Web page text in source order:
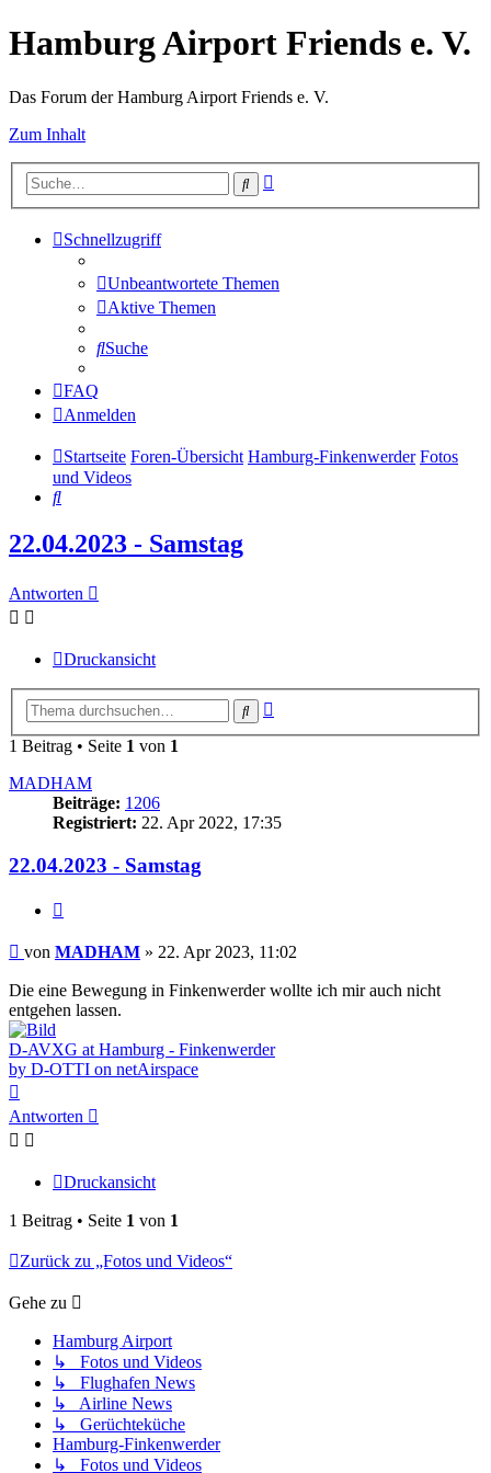
Hamburg Airport Friends e. V.
Das Forum der Hamburg Airport Friends e. V.
Zum Inhalt
Suche
Schnellzugriff
Unbeantwortete Themen
Aktive Themen
Suche
FAQ
Anmelden
Startseite Foren-Übersicht Hamburg-Finkenwerder Fotos
und Videos
Suche
22.04.2023 - Samstag
Antworten
Druckansicht
Suche
1 Beitrag • Seite 1 von 1
MADHAM
Beiträge: 1206
Registriert: 22. Apr 2022, 17:35
22.04.2023 - Samstag
Beitrag
von MADHAM » 22. Apr 2023, 11:02
Die eine Bewegung in Finkenwerder wollte ich mir auch nicht
entgehen lassen.
D-AVXG at Hamburg - Finkenwerder
by D-OTTI on netAirspace
oben
Antworten
Druckansicht
1 Beitrag • Seite 1 von 1
Zurück zu „Fotos und Videos“
Gehe zu
Hamburg Airport
↳ Fotos und Videos
↳ Flughafen News
↳ Airline News
↳ Gerüchteküche
Hamburg-Finkenwerder
↳ Fotos und Videos